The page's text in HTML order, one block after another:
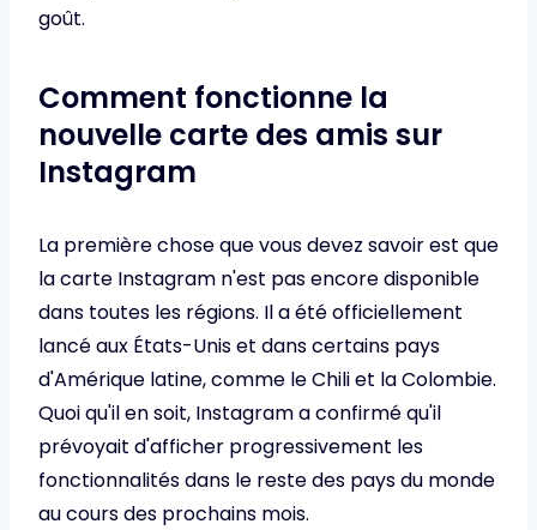
goût.
Comment fonctionne la
nouvelle carte des amis sur
Instagram
La première chose que vous devez savoir est que
la carte Instagram n'est pas encore disponible
dans toutes les régions. Il a été officiellement
lancé aux États-Unis et dans certains pays
d'Amérique latine, comme le Chili et la Colombie.
Quoi qu'il en soit, Instagram a confirmé qu'il
prévoyait d'afficher progressivement les
fonctionnalités dans le reste des pays du monde
au cours des prochains mois.